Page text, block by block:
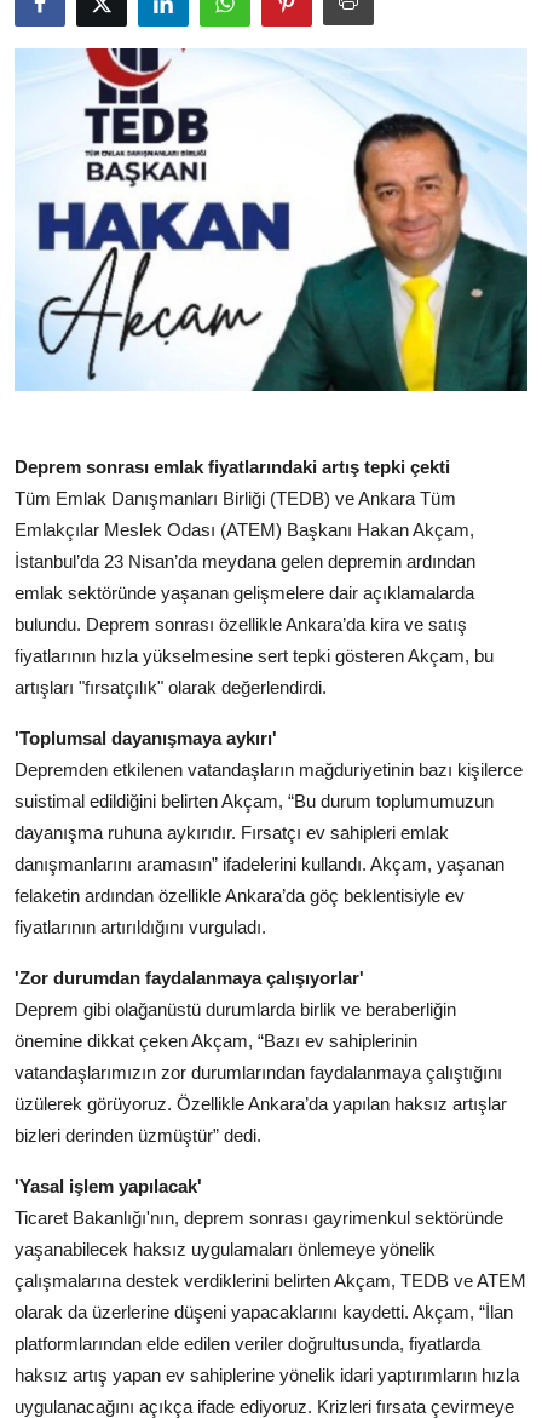
Resmi Reklamlar
Deprem sonrası emlak fiyatlarındaki artış tepki çekti
Tüm Emlak Danışmanları Birliği (TEDB) ve Ankara Tüm
Emlakçılar Meslek Odası (ATEM) Başkanı Hakan Akçam,
İstanbul’da 23 Nisan’da meydana gelen depremin ardından
emlak sektöründe yaşanan gelişmelere dair açıklamalarda
bulundu. Deprem sonrası özellikle Ankara’da kira ve satış
fiyatlarının hızla yükselmesine sert tepki gösteren Akçam, bu
artışları "fırsatçılık" olarak değerlendirdi.
'Toplumsal dayanışmaya aykırı'
Depremden etkilenen vatandaşların mağduriyetinin bazı kişilerce
suistimal edildiğini belirten Akçam, “Bu durum toplumumuzun
dayanışma ruhuna aykırıdır. Fırsatçı ev sahipleri emlak
danışmanlarını aramasın” ifadelerini kullandı. Akçam, yaşanan
felaketin ardından özellikle Ankara’da göç beklentisiyle ev
fiyatlarının artırıldığını vurguladı.
'Zor durumdan faydalanmaya çalışıyorlar'
Deprem gibi olağanüstü durumlarda birlik ve beraberliğin
önemine dikkat çeken Akçam, “Bazı ev sahiplerinin
vatandaşlarımızın zor durumlarından faydalanmaya çalıştığını
üzülerek görüyoruz. Özellikle Ankara’da yapılan haksız artışlar
bizleri derinden üzmüştür” dedi.
'Yasal işlem yapılacak'
Ticaret Bakanlığı'nın, deprem sonrası gayrimenkul sektöründe
yaşanabilecek haksız uygulamaları önlemeye yönelik
çalışmalarına destek verdiklerini belirten Akçam, TEDB ve ATEM
olarak da üzerlerine düşeni yapacaklarını kaydetti. Akçam, “İlan
platformlarından elde edilen veriler doğrultusunda, fiyatlarda
haksız artış yapan ev sahiplerine yönelik idari yaptırımların hızla
uygulanacağını açıkça ifade ediyoruz. Krizleri fırsata çevirmeye